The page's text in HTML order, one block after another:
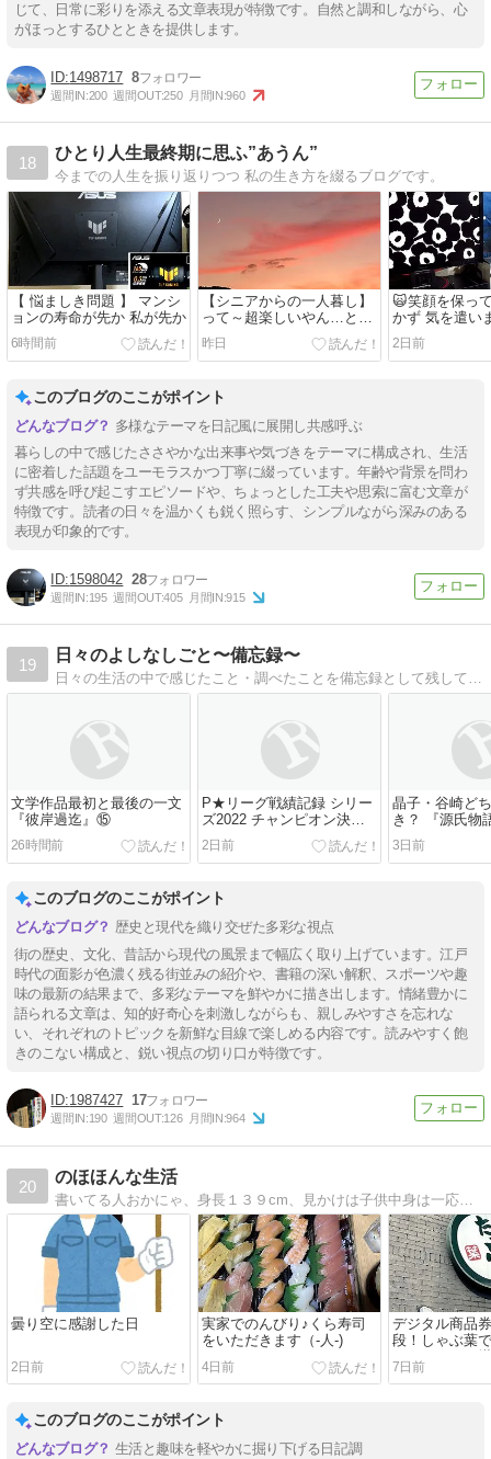
じて、日常に彩りを添える文章表現が特徴です。自然と調和しながら、心
がほっとするひとときを提供します。
1498717 8
週間IN:200 週間OUT:250 月間IN:960
18
ひとり人生最終期に思ふ”あうん”
今までの人生を振り返りつつ 私の生き方を綴るブログです。
【 悩ましき問題 】 マンシ
ョンの寿命が先か 私が先か
6時間前
【シニアからの一人暮し】
って～超楽しいやん…と思
って始めたのがこのブロ
グ。
昨日
🙀笑顔を保っ
かず 気を遣い
れるばかり。
2日前
このブログのここがポイント
多様なテーマを日記風に展開し共感呼ぶ
暮らしの中で感じたささやかな出来事や気づきをテーマに構成され、生活
に密着した話題をユーモラスかつ丁寧に綴っています。年齢や背景を問わ
ず共感を呼び起こすエピソードや、ちょっとした工夫や思索に富む文章が
特徴です。読者の日々を温かくも鋭く照らす、シンプルながら深みのある
表現が印象的です。
1598042 28
週間IN:195 週間OUT:405 月間IN:915
19
日々のよしなしごと〜備忘録〜
文学作品最初と最後の一文
『彼岸過迄』⑮
26時間前
P★リーグ戦績記録 シリー
ズ2022 チャンピオン決定
2日前
晶子・谷崎ど
き？ 『源氏物
桐壺 19
3日前
このブログのここがポイント
歴史と現代を織り交ぜた多彩な視点
街の歴史、文化、昔話から現代の風景まで幅広く取り上げています。江戸
時代の面影が色濃く残る街並みの紹介や、書籍の深い解釈、スポーツや趣
味の最新の結果まで、多彩なテーマを鮮やかに描き出します。情緒豊かに
語られる文章は、知的好奇心を刺激しながらも、親しみやすさを忘れな
い、それぞれのトピックを新鮮な目線で楽しめる内容です。読みやすく飽
きのこない構成と、鋭い視点の切り口が特徴です。
1987427 17
週間IN:190 週間OUT:126 月間IN:964
20
のほほんな生活
書いてる人おかにゃ、身長１３９cm、見かけは子供中身は一応大人、のほほんな日々を書いています
曇り空に感謝した日
2日前
実家でのんびり♪くら寿司
をいただきます（-人-)
4日前
デジタル商品
段！しゃぶ葉
ゃぶしゃぶを
した！
7日前
このブログのここがポイント
生活と趣味を軽やかに掘り下げる日記調